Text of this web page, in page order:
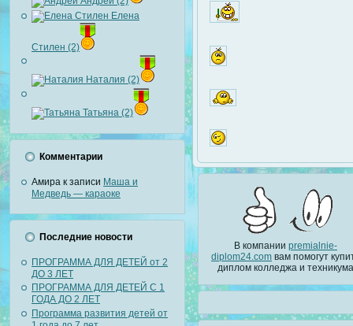
Елена
Стилен (2)
Наталия (2)
Татьяна (2)
Комментарии
Амира к записи Маша и
Медведь — караоке
Последние новости
ПРОГРАММА ДЛЯ ДЕТЕЙ от 2
ДО 3 ЛЕТ
ПРОГРАММА ДЛЯ ДЕТЕЙ С 1
ГОДА ДО 2 ЛЕТ
Программа развития детей от
В компании premialnie-
diplom24.com вам помогут
диплом колледжа и техникума